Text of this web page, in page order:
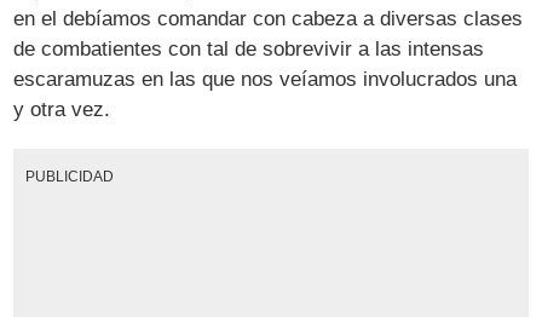
en el debíamos comandar con cabeza a diversas clases
de combatientes con tal de sobrevivir a las intensas
escaramuzas en las que nos veíamos involucrados una
y otra vez.
PUBLICIDAD